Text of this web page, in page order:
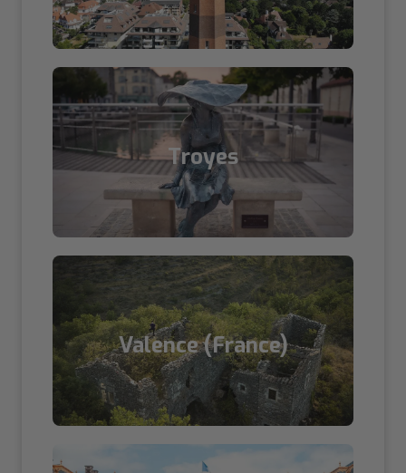
Troyes
Valence (France)